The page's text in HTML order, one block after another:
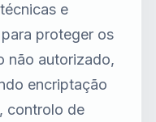
e
proteger os
não autorizado,
encriptação
controlo de